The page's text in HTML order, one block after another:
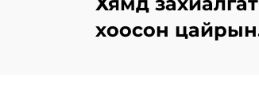
хоосон цайрын